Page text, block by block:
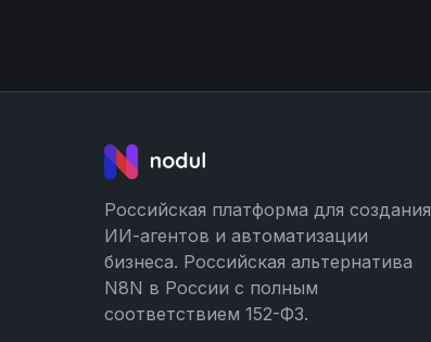
Российская платформа для создания
ИИ-агентов и автоматизации
бизнеса. Российская альтернатива
N8N в России с полным
соответствием 152-ФЗ.